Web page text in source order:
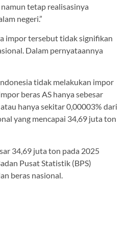
tetap realisasinya
negeri.”
impor tersebut tidak signifikan
Dalam pernyataannya
tidak melakukan impor
beras AS hanya sebesar
hanya sekitar 0,00003% dari
yang mencapai 34,69 juta ton
34,69 juta ton pada 2025
Pusat Statistik (BPS)
beras nasional.